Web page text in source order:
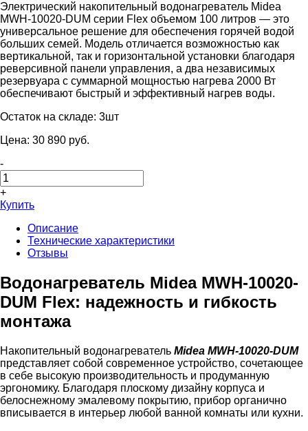
Электрический накопительный водонагреватель Midea
MWH-10020-DUM серии Flex объемом 100 литров — это
универсальное решение для обеспечения горячей водой
больших семей. Модель отличается возможностью как
вертикальной, так и горизонтальной установки благодаря
реверсивной панели управления, а два независимых
резервуара с суммарной мощностью нагрева 2000 Вт
обеспечивают быстрый и эффективный нагрев воды.
Остаток на складе: 3шт
Цена: 30 890 pуб.
-
+
Купить
Описание
Технические характеристики
Отзывы
Водонагреватель Midea MWH-10020-
DUM Flex: надежность и гибкость
монтажа
Накопительный водонагреватель Midea MWH-10020-DUM
представляет собой современное устройство, сочетающее
в себе высокую производительность и продуманную
эргономику. Благодаря плоскому дизайну корпуса и
белоснежному эмалевому покрытию, прибор органично
вписывается в интерьер любой ванной комнаты или кухни.